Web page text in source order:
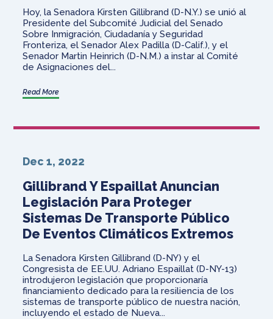
Hoy, la Senadora Kirsten Gillibrand (D-N.Y.) se unió al
Presidente del Subcomité Judicial del Senado
Sobre Inmigración, Ciudadanía y Seguridad
Fronteriza, el Senador Alex Padilla (D-Calif.), y el
Senador Martin Heinrich (D-N.M.) a instar al Comité
de Asignaciones del...
Read More
Gillibrand Y Espaillat Anuncian
Legislación Para Proteger
Sistemas De Transporte Público
De Eventos Climáticos Extremos
Dec 1, 2022
La Senadora Kirsten Gillibrand (D-NY) y el
Congresista de EE.UU. Adriano Espaillat (D-NY-13)
introdujeron legislación que proporcionaría
financiamiento dedicado para la resiliencia de los
sistemas de transporte público de nuestra nación,
incluyendo el estado de Nueva...